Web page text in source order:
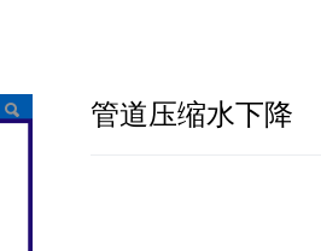
管道压缩水下降